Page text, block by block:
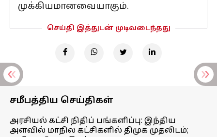
முக்கியமானவையாகும்.
செய்தி இத்துடன் முடிவடைந்தது
சமீபத்திய செய்திகள்
அரசியல் கட்சி நிதிப் பங்களிப்பு: இந்திய
அளவில் மாநில கட்சிகளில் திமுக முதலிடம்;